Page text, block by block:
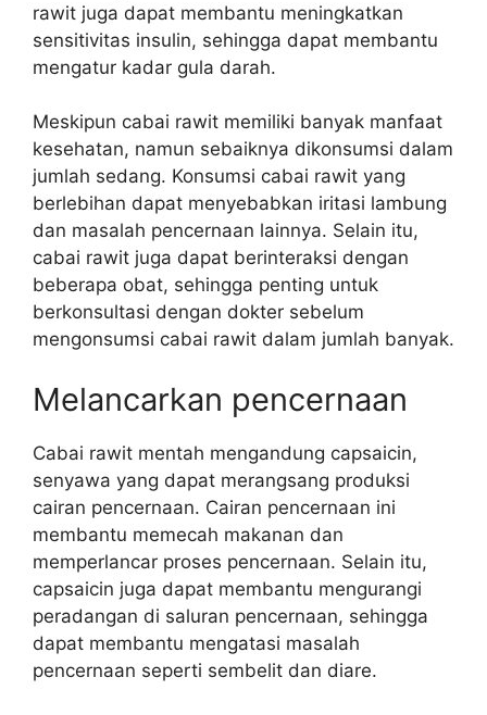
rawit juga dapat membantu meningkatkan
sensitivitas insulin, sehingga dapat membantu
mengatur kadar gula darah.
Meskipun cabai rawit memiliki banyak manfaat
kesehatan, namun sebaiknya dikonsumsi dalam
jumlah sedang. Konsumsi cabai rawit yang
berlebihan dapat menyebabkan iritasi lambung
dan masalah pencernaan lainnya. Selain itu,
cabai rawit juga dapat berinteraksi dengan
beberapa obat, sehingga penting untuk
berkonsultasi dengan dokter sebelum
mengonsumsi cabai rawit dalam jumlah banyak.
Melancarkan pencernaan
Cabai rawit mentah mengandung capsaicin,
senyawa yang dapat merangsang produksi
cairan pencernaan. Cairan pencernaan ini
membantu memecah makanan dan
memperlancar proses pencernaan. Selain itu,
capsaicin juga dapat membantu mengurangi
peradangan di saluran pencernaan, sehingga
dapat membantu mengatasi masalah
pencernaan seperti sembelit dan diare.